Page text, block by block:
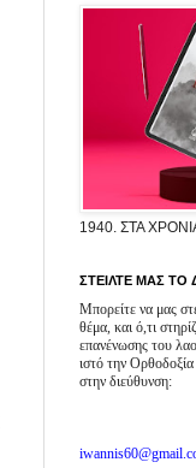
1940. ΣΤΑ
ΣΤΕΙΛΤΕ ΜΑΣ ΤΟ
Μπορείτε να μας
θέμα, και ό,τι
επανένωσης του
ιστό την
στην διεύθυνση: